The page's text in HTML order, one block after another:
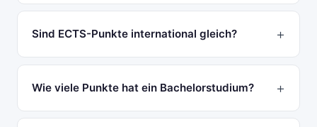
Sind ECTS-Punkte international gleich?
Wie viele Punkte hat ein Bachelorstudium?